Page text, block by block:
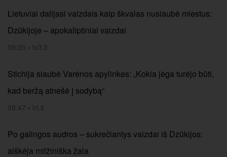
Lietuviai dalijasi vaizdais kaip škvalas nusiaubė miestus:
Dzūkijoje – apokaliptiniai vaizdai
09:00 • tv3.lt
Stichija siaubė Varėnos apylinkes: „Kokia jėga turėjo būti,
kad beržą atnešė į sodybą“
08:47 • lrt.lt
Po galingos audros – sukrečiantys vaizdai iš Dzūkijos:
aiškėja milžiniška žala